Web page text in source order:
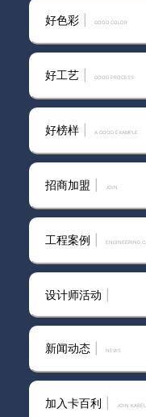
好色彩 GOOD COLOR
好工艺 GOOD PROCESS
好榜样 A GOOD EXAMPLE
招商加盟 join
工程案例 ENGINEERING
设计师活动
新闻动态 news
加入卡百利 JOIN KABEL